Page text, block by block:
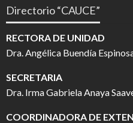
Directorio “CAUCE”
RECTORA DE UNIDAD
Dra. Angélica Buendía
SECRETARIA
Dra. Irma Gabriela Anaya
COORDINADORA DE